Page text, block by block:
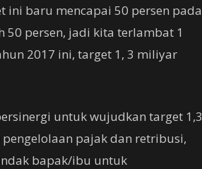
ini baru mencapai 50 persen pada
50 persen, jadi kita terlambat 1
2017 ini, target 1, 3 miliyar
untuk wujudkan target 1,3
pajak dan retribusi,
bapak/ibu untuk